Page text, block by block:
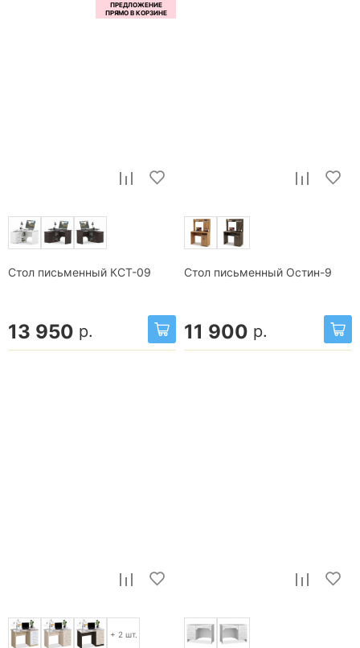
Стол письменный КСТ-09
13 950 р.
Стол письменный Остин-9
11 900 р.
+ 2 шт.